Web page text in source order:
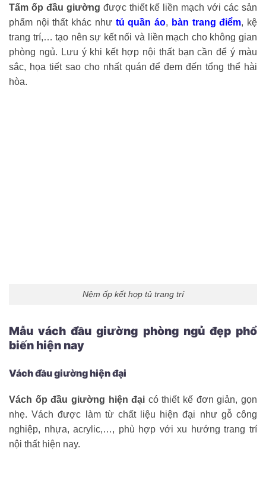
Tấm ốp đầu giường được thiết kế liền mạch với các sản
phẩm nội thất khác như tủ quần áo, bàn trang điểm, kệ
trang trí,… tạo nên sự kết nối và liền mạch cho không gian
phòng ngủ. Lưu ý khi kết hợp nội thất bạn cần để ý màu
sắc, họa tiết sao cho nhất quán để đem đến tổng thể hài
hòa.
Nệm ốp kết hợp tủ trang trí
Mẫu vách đầu giường phòng ngủ đẹp phổ
biến hiện nay
Vách đầu giường hiện đại
Vách ốp đầu giường hiện đại có thiết kế đơn giản, gọn
nhẹ. Vách được làm từ chất liệu hiện đại như gỗ công
nghiệp, nhựa, acrylic,…, phù hợp với xu hướng trang trí
nội thất hiện nay.